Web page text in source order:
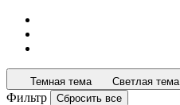
Темная тема Светлая тема
Фильтр Сбросить все